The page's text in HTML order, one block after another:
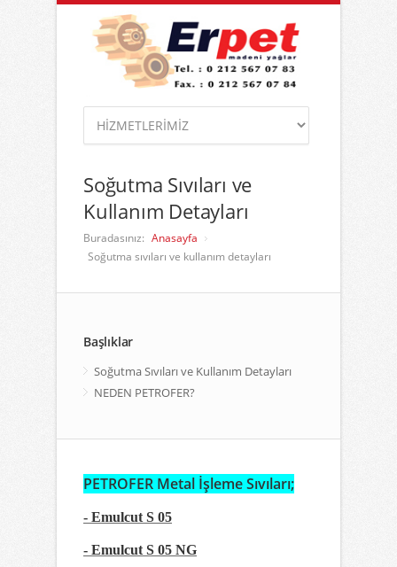
Soğutma Sıvıları ve
Kullanım Detayları
Buradasınız: Anasayfa
Soğutma sıvıları ve kullanım detayları
Başlıklar
Soğutma Sıvıları ve Kullanım Detayları
NEDEN PETROFER?
PETROFER Metal İşleme Sıvıları;
- Emulcut S 05
- Emulcut S 05 NG